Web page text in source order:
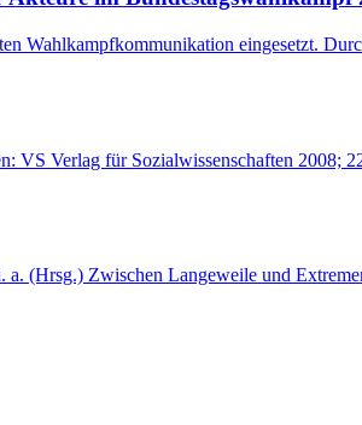
Wahlkampfkommunikation eingesetzt.
VS Verlag für Sozialwissenschaften
(Hrsg.) Zwischen Langeweile und